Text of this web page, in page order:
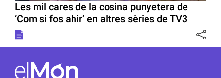
Les mil cares de la cosina punyetera de
‘Com si fos ahir’ en altres sèries de TV3